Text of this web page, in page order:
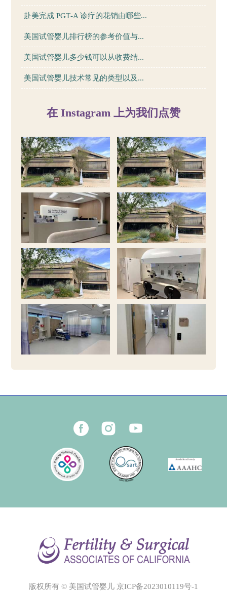
赴美完成 PGT‑A 诊疗的花销由哪些...
美国试管婴儿排行榜的参考价值与...
美国试管婴儿多少钱可以从收费结...
美国试管婴儿技术常见的类型以及...
在 Instagram 上为我们点赞
版权所有 © 美国试管婴儿 京ICP备2023010119号-1